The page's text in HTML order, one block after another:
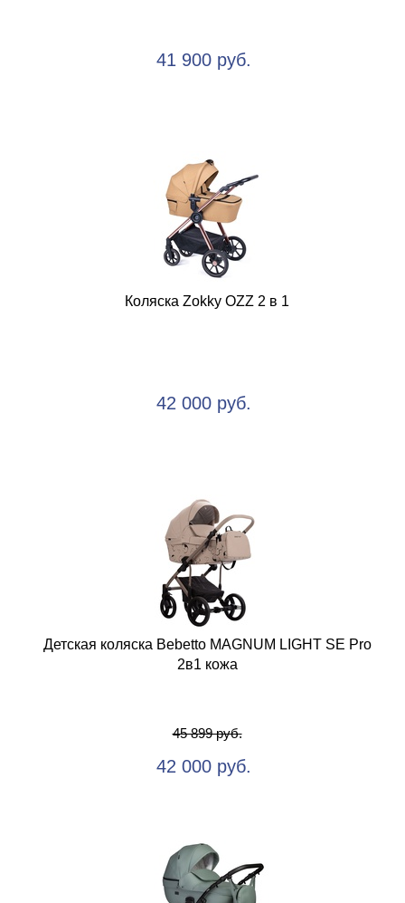
41 900 руб.
Коляска Zokky OZZ 2 в 1
42 000 руб.
Детская коляска Bebetto MAGNUM LIGHT SE Pro
2в1 кожа
45 899 руб.
42 000 руб.